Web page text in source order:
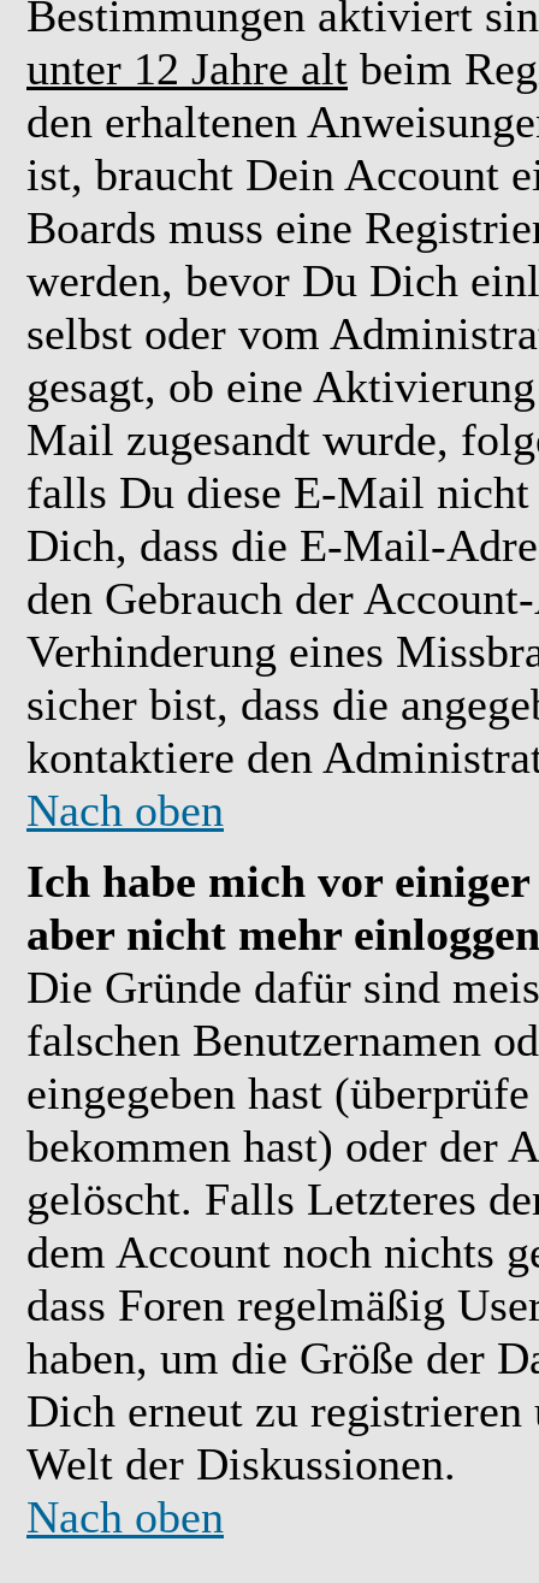
Bestimmungen aktiviert
unter 12 Jahre alt beim
den erhaltenen
ist, braucht Dein Account
Boards muss eine
werden, bevor Du Dich
selbst oder vom
gesagt, ob eine
Mail zugesandt wurde,
falls Du diese E-Mail nicht
Dich, dass die E-Mail-
den Gebrauch der
Verhinderung eines
sicher bist, dass die
kontaktiere den
Nach oben
Ich habe mich vor
aber nicht mehr
Die Gründe dafür sind
falschen Benutzernamen
eingegeben hast
bekommen hast) oder der
gelöscht. Falls Letzteres
dem Account noch nichts
dass Foren regelmäßig
haben, um die Größe der
Dich erneut zu
Welt der Diskussionen.
Nach oben